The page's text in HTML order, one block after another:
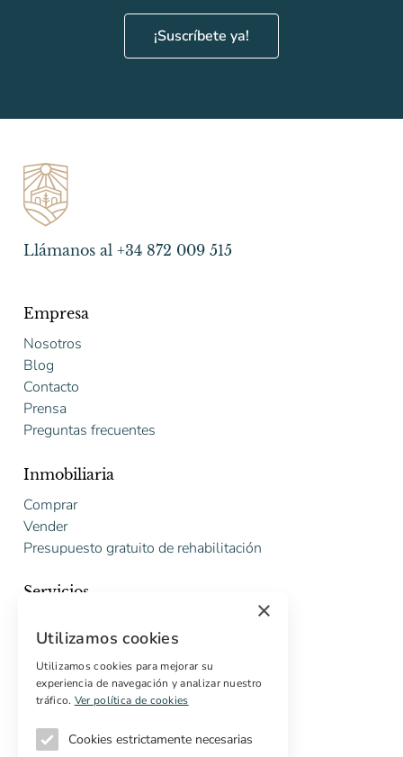
¡Suscríbete ya!
Llámanos al +34 872 009 515
Empresa
Nosotros
Blog
Contacto
Prensa
Preguntas frecuentes
Inmobiliaria
Comprar
Vender
Presupuesto gratuito de rehabilitación
Servicios
Compradores internacionales
Propiedades off-market
Servicios para compradores
×
Utilizamos cookies
Utilizamos cookies para mejorar su
experiencia de navegación y analizar nuestro
tráfico. Ver política de cookies
Cookies estrictamente necesarias